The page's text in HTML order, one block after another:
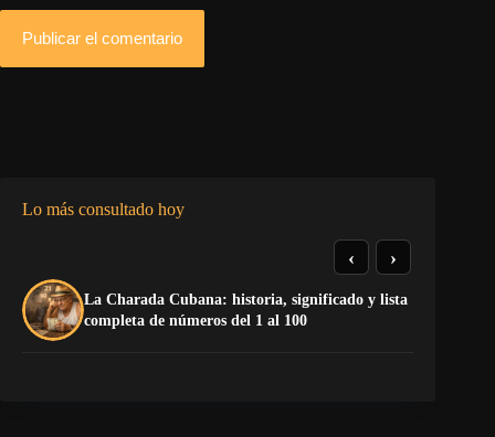
Publicar el comentario
Lo más consultado hoy
La Charada Cubana: historia, significado y lista
completa de números del 1 al 100
‹ ›